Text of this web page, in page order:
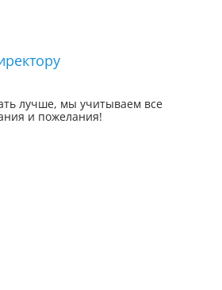
лучше, мы учитываем все
и пожелания!